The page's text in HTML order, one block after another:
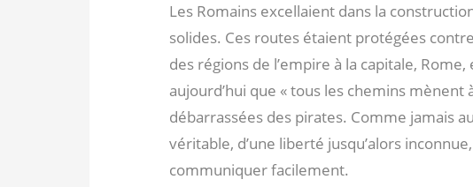
Les Romains excellaient dans la
solides. Ces routes étaient protégées
des régions de l’empire à la capitale,
aujourd’hui que « tous les chemins mènent
débarrassées des pirates. Comme jamais
véritable, d’une liberté jusqu’alors
communiquer facilement.